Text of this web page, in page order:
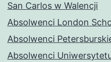
San Carlos w Walencji
Absolwenci London
Absolwenci
Absolwenci